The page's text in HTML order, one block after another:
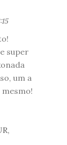
super
um a
mesmo!